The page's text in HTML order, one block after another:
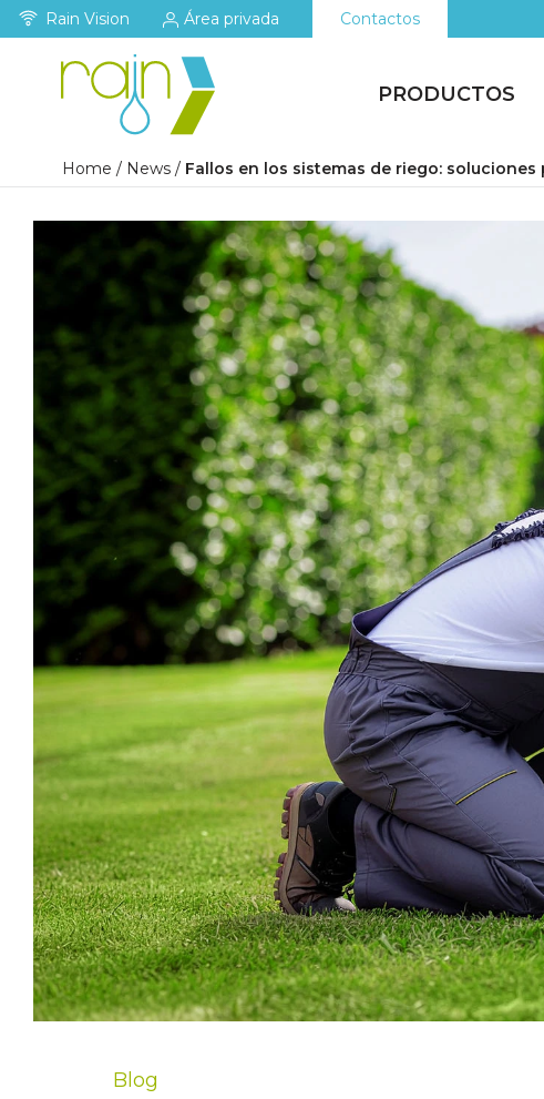
Rain Vision Área privada Contactos
PRODUCTOS
Home / News / Fallos en los sistemas de riego:
Blog